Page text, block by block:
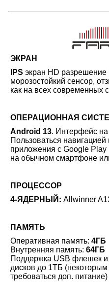
ЭКРАН
IPS экран HD
морозостойкий сенсор,
как на всех современных
ОПЕРАЦИОННАЯ
Android 13. Интерфейс
Пользоваться навигацией
приложения с Google Play
на обычном смартфоне
ПРОЦЕССОР
4-ЯДЕРНЫЙ: Allwinner
ПАМЯТЬ
Оперативная память: 4ГБ
Внутренняя память: 64ГБ
Поддержка USB флешек
дисков до 1ТБ
требоваться доп. питание)